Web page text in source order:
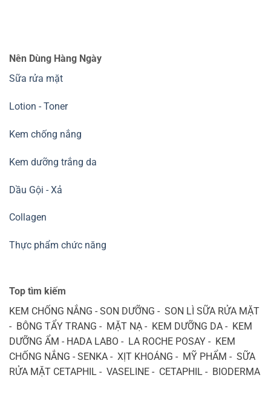
Nên Dùng Hàng Ngày
Sữa rửa mặt
Lotion - Toner
Kem chống nắng
Kem dưỡng trắng da
Dầu Gội - Xả
Collagen
Thực phẩm chức năng
Top tìm kiếm
KEM CHỐNG NẮNG - SON DƯỠNG - SON LÌ SỮA RỬA MẶT
- BÔNG TẨY TRANG - MẶT NẠ - KEM DƯỠNG DA - KEM
DƯỠNG ẨM - HADA LABO - LA ROCHE POSAY - KEM
CHỐNG NẮNG - SENKA - XỊT KHOÁNG - MỸ PHẨM - SỮA
RỬA MẶT CETAPHIL - VASELINE - CETAPHIL - BIODERMA